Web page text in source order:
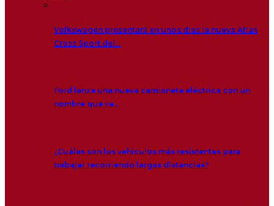
Volkswagen presentará en unos dias la nueva Atlas
Cross Sport del…
Ford lanza una nueva camioneta eléctrica con un
nombre que va…
¿Cuáles son los vehículos más resistentes para
trabajar recorriendo largas distancias?